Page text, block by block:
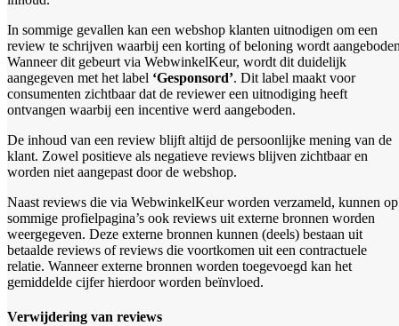
In sommige gevallen kan een webshop klanten uitnodigen om een
review te schrijven waarbij een korting of beloning wordt
Wanneer dit gebeurt via WebwinkelKeur, wordt dit duidelijk
aangegeven met het label ‘Gesponsord’. Dit label maakt voor
consumenten zichtbaar dat de reviewer een uitnodiging heeft
ontvangen waarbij een incentive werd aangeboden.
De inhoud van een review blijft altijd de persoonlijke mening van de
klant. Zowel positieve als negatieve reviews blijven zichtbaar en
worden niet aangepast door de webshop.
Naast reviews die via WebwinkelKeur worden verzameld, kunnen op
sommige profielpagina’s ook reviews uit externe bronnen worden
weergegeven. Deze externe bronnen kunnen (deels) bestaan uit
betaalde reviews of reviews die voortkomen uit een contractuele
relatie. Wanneer externe bronnen worden toegevoegd kan het
gemiddelde cijfer hierdoor worden beïnvloed.
Verwijdering van reviews